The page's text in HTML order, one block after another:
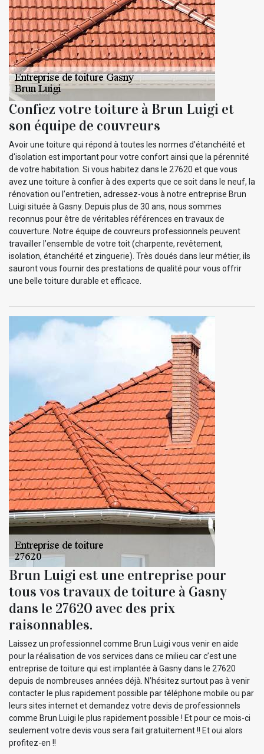
Confiez votre toiture à Brun Luigi et
son équipe de couvreurs
Avoir une toiture qui répond à toutes les normes d'étanchéité et
d'isolation est important pour votre confort ainsi que la pérennité
de votre habitation. Si vous habitez dans le 27620 et que vous
avez une toiture à confier à des experts que ce soit dans le neuf, la
rénovation ou l’entretien, adressez-vous à notre entreprise Brun
Luigi située à Gasny. Depuis plus de 30 ans, nous sommes
reconnus pour être de véritables références en travaux de
couverture. Notre équipe de couvreurs professionnels peuvent
travailler l’ensemble de votre toit (charpente, revêtement,
isolation, étanchéité et zinguerie). Très doués dans leur métier, ils
sauront vous fournir des prestations de qualité pour vous offrir
une belle toiture durable et efficace.
Brun Luigi est une entreprise pour
tous vos travaux de toiture à Gasny
dans le 27620 avec des prix
raisonnables.
Laissez un professionnel comme Brun Luigi vous venir en aide
pour la réalisation de vos services dans ce milieu car c’est une
entreprise de toiture qui est implantée à Gasny dans le 27620
depuis de nombreuses années déjà. N’hésitez surtout pas à venir
contacter le plus rapidement possible par téléphone mobile ou par
leurs sites internet et demandez votre devis de professionnels
comme Brun Luigi le plus rapidement possible ! Et pour ce mois-ci
seulement votre devis vous sera fait gratuitement !! Et oui alors
profitez-en !!